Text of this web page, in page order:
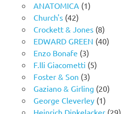
ANATOMICA (1)
Church's(42)
Crockett & Jones(8)
EDWARD GREEN (40)
Enzo Bonafe (3)
F.lli Giacometti (5)
Foster & Son (3)
Gaziano & Girling (20)
George Cleverley(1)